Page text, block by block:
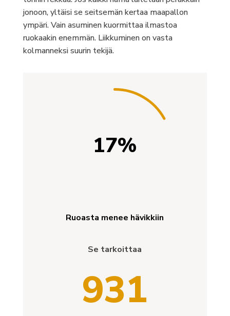
jonoon, yltäisi se seitsemän kertaa maapallon
ympäri. Vain asuminen kuormittaa ilmastoa
ruokaakin enemmän. Liikkuminen on vasta
kolmanneksi suurin tekijä.
17%
Ruoasta menee hävikkiin
Se tarkoittaa
931